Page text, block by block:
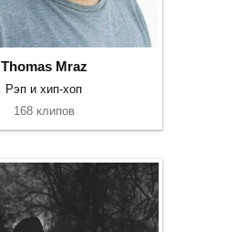
Thomas Mraz
Рэп и хип-хоп
168 клипов